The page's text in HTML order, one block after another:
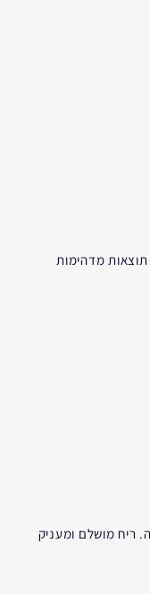
מדהימות
ריח מושלם ומעניק